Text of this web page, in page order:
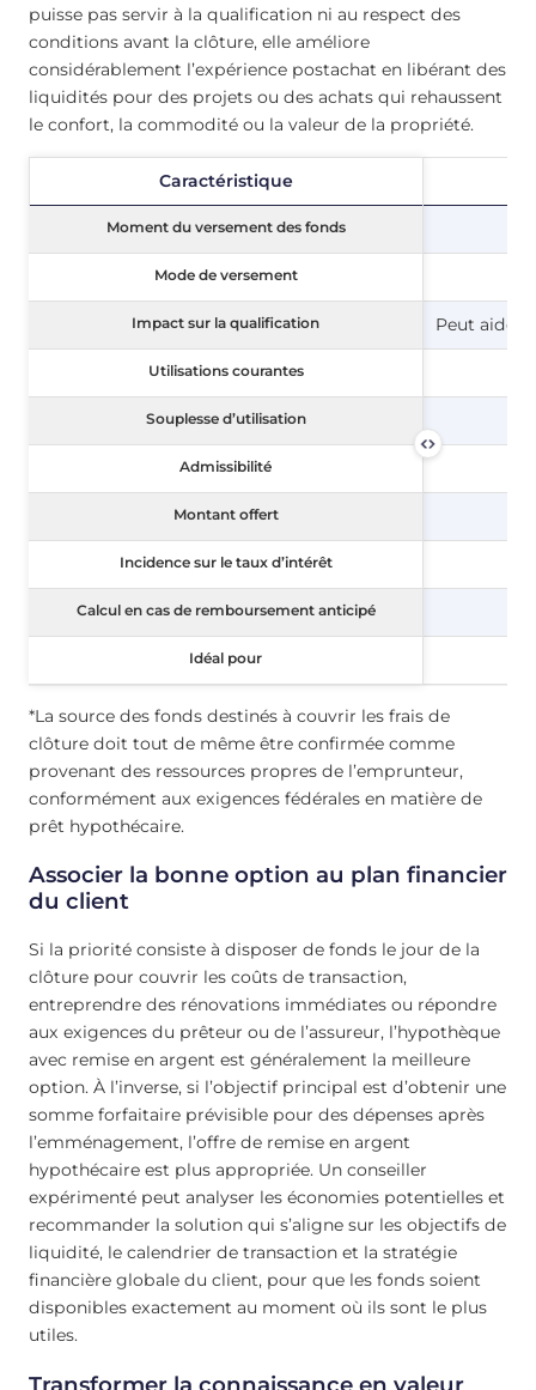
puisse pas servir à la qualification ni au respect des
conditions avant la clôture, elle améliore
considérablement l’expérience postachat en libérant des
liquidités pour des projets ou des achats qui rehaussent
le confort, la commodité ou la valeur de la propriété.
Caractéristique
Moment du versement des fonds
Mode de versement
Impact sur la qualification Peut aider
Utilisations courantes
Souplesse d’utilisation
Admissibilité
Montant offert
Incidence sur le taux d’intérêt
Calcul en cas de remboursement anticipé
Idéal pour
Caractéristique
Moment du versement des fonds
Mode de versement
Impact sur la qualification
Utilisations courantes
Souplesse d’utilisation
Admissibilité
Montant offert
Incidence sur le taux d’intérêt
Calcul en cas de remboursement anticipé
Idéal pour
*La source des fonds destinés à couvrir les frais de
clôture doit tout de même être confirmée comme
provenant des ressources propres de l’emprunteur,
conformément aux exigences fédérales en matière de
prêt hypothécaire.
Associer la bonne option au plan financier
du client
Si la priorité consiste à disposer de fonds le jour de la
clôture pour couvrir les coûts de transaction,
entreprendre des rénovations immédiates ou répondre
aux exigences du prêteur ou de l’assureur, l’hypothèque
avec remise en argent est généralement la meilleure
option. À l’inverse, si l’objectif principal est d’obtenir une
somme forfaitaire prévisible pour des dépenses après
l’emménagement, l’offre de remise en argent
hypothécaire est plus appropriée. Un conseiller
expérimenté peut analyser les économies potentielles et
recommander la solution qui s’aligne sur les objectifs de
liquidité, le calendrier de transaction et la stratégie
financière globale du client, pour que les fonds soient
disponibles exactement au moment où ils sont le plus
utiles.
Transformer la connaissance en valeur